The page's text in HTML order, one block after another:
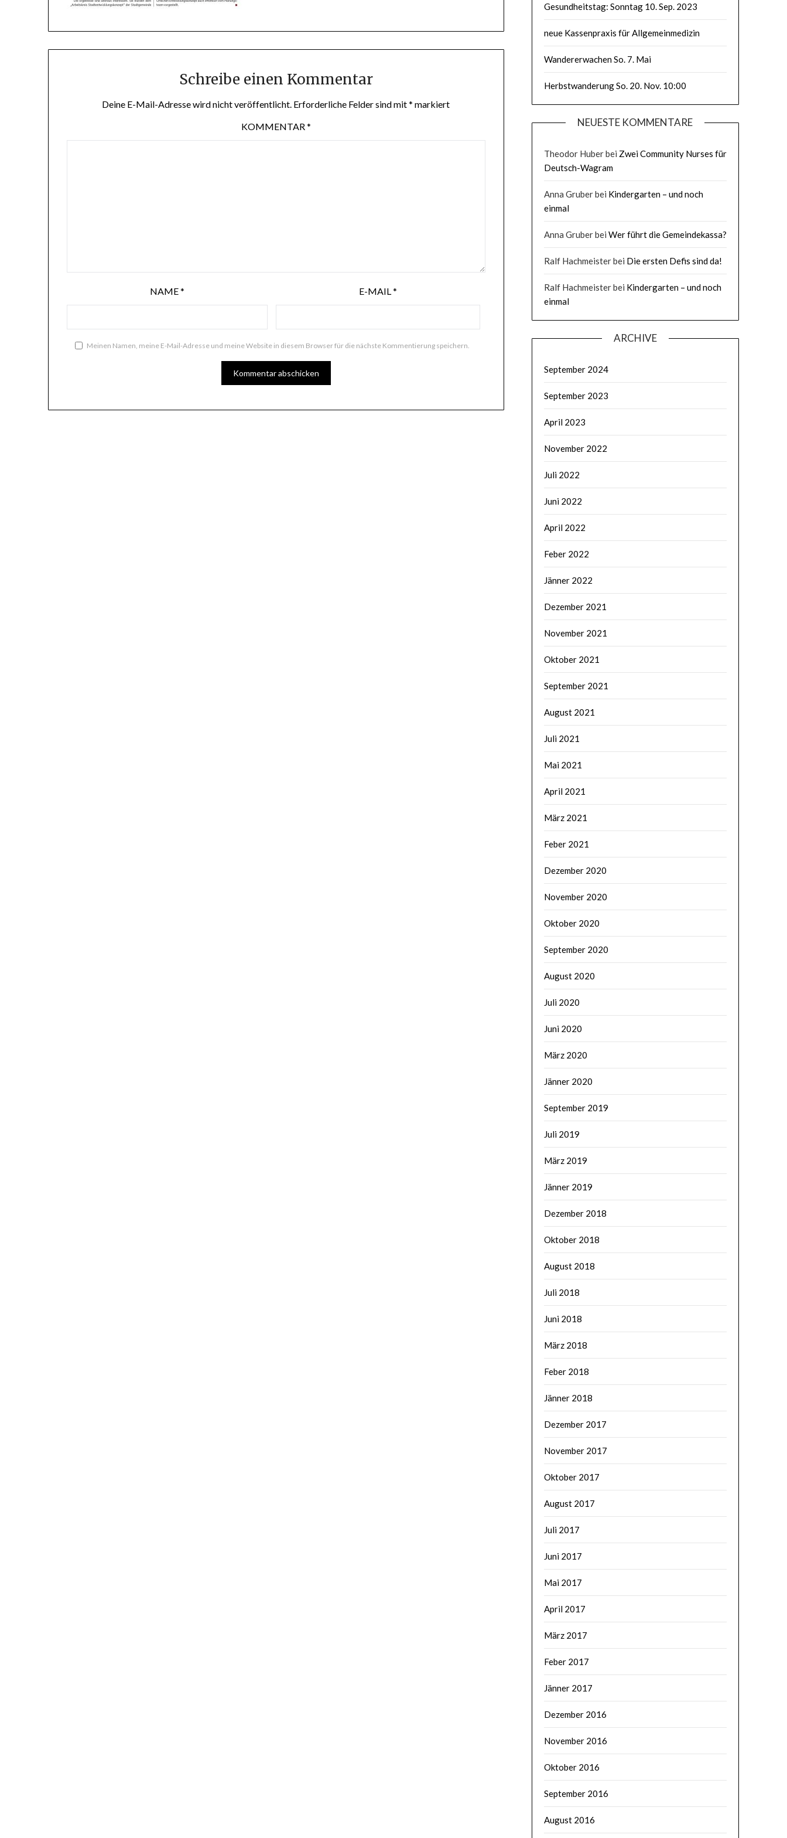
Schreibe einen Kommentar
Deine E-Mail-Adresse wird nicht veröffentlicht. Erforderliche Felder sind mit* markiert
KOMMENTAR*
NAME* E-MAIL*
Meinen Namen, meine E-Mail-Adresse und meine Website in diesem Browser für die nächste Kommentierung speichern.
Gesundheitstag: Sonntag 10. Sep. 2023
neue Kassenpraxis für Allgemeinmedizin
Wandererwachen So. 7. Mai
Herbstwanderung So. 20. Nov. 10:00
NEUESTE KOMMENTARE
Theodor Huberbei Zwei Community Nurses für
Deutsch-Wagram
Anna Gruberbei Kindergarten – und noch
einmal
Anna Gruberbei Wer führt die Gemeindekassa?
Ralf Hachmeisterbei Die ersten Defis sind da!
Ralf Hachmeisterbei Kindergarten – und noch
einmal
ARCHIVE
September 2024
September 2023
April 2023
November 2022
Juli 2022
Juni 2022
April 2022
Feber 2022
Jänner 2022
Dezember 2021
November 2021
Oktober 2021
September 2021
August 2021
Juli 2021
Mai 2021
April 2021
März 2021
Feber 2021
Dezember 2020
November 2020
Oktober 2020
September 2020
August 2020
Juli 2020
Juni 2020
März 2020
Jänner 2020
September 2019
Juli 2019
März 2019
Jänner 2019
Dezember 2018
Oktober 2018
August 2018
Juli 2018
Juni 2018
März 2018
Feber 2018
Jänner 2018
Dezember 2017
November 2017
Oktober 2017
August 2017
Juli 2017
Juni 2017
Mai 2017
April 2017
März 2017
Feber 2017
Jänner 2017
Dezember 2016
November 2016
Oktober 2016
September 2016
August 2016